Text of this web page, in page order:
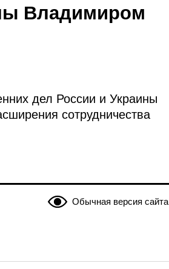
Владимиром
дел России и Украины
сотрудничества
Обычная версия сайта